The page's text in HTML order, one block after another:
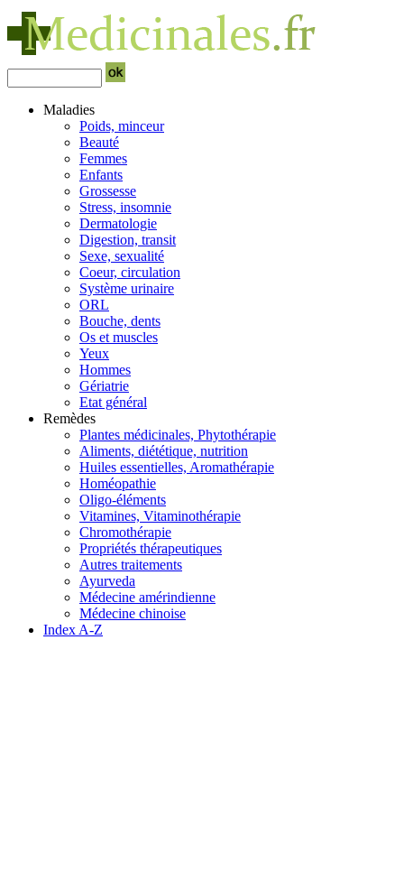
Maladies
Poids, minceur
Beauté
Femmes
Enfants
Grossesse
Stress, insomnie
Dermatologie
Digestion, transit
Sexe, sexualité
Coeur, circulation
Système urinaire
ORL
Bouche, dents
Os et muscles
Yeux
Hommes
Gériatrie
Etat général
Remèdes
Plantes médicinales, Phytothérapie
Aliments, diététique, nutrition
Huiles essentielles, Aromathérapie
Homéopathie
Oligo-éléments
Vitamines, Vitaminothérapie
Chromothérapie
Propriétés thérapeutiques
Autres traitements
Ayurveda
Médecine amérindienne
Médecine chinoise
Index A-Z